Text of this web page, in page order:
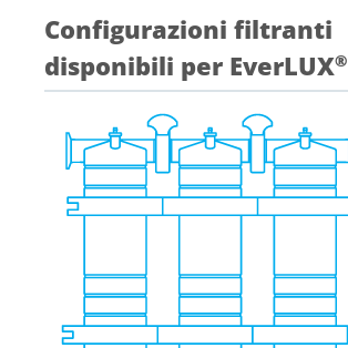
Configurazioni filtranti
disponibili per EverLUX®